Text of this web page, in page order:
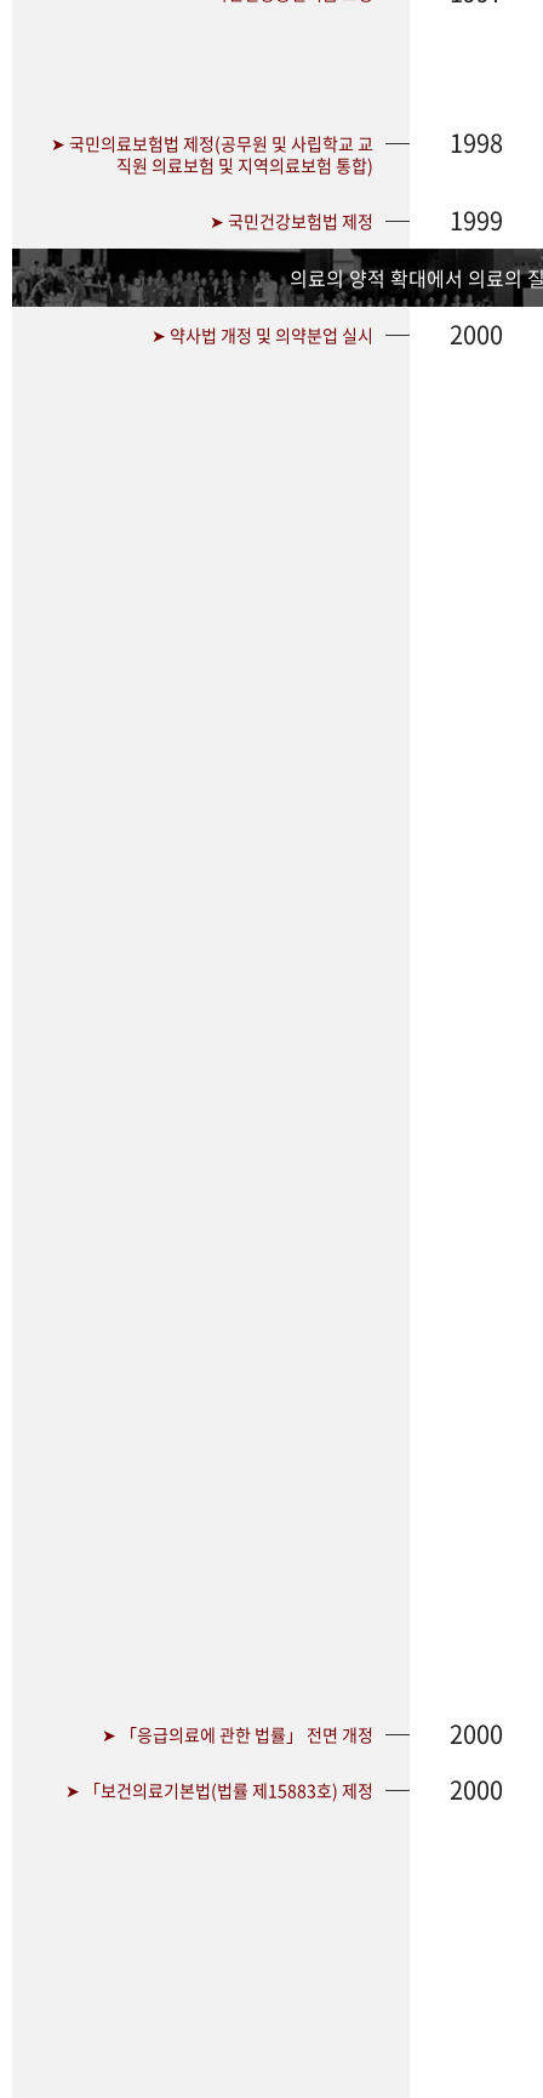
➤ 국민의료보험법 제정(공무원 및 사립학교 교
직원 의료보험 및 지역의료보험 통합)
1998
➤ 국민건강보험법 제정 1999
의료의 양적 확대에서 의료의
➤ 약사법 개정 및 의약분업 실시 2000
➤ 「응급의료에 관한 법률」 전면 개정 2000
➤ 「보건의료기본법(법률 제15883호) 제정 2000